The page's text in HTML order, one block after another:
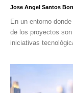
Jose Angel Santos
En un entorno
de los proyectos
iniciativas